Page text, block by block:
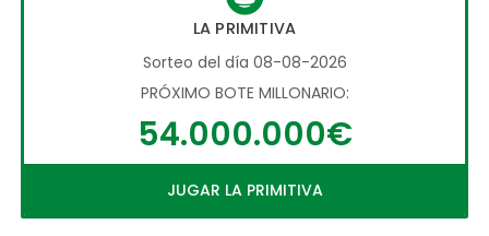
LA PRIMITIVA
Sorteo del día 08-08-2026
PRÓXIMO BOTE MILLONARIO:
54.000.000€
JUGAR LA PRIMITIVA